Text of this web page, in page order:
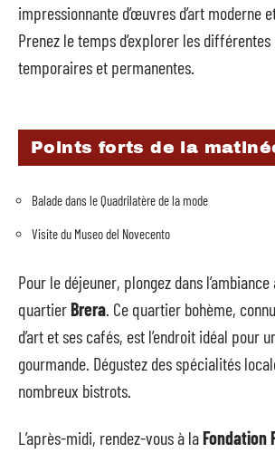
impressionnante d’œuvres d’art moderne
Prenez le temps d’explorer les
temporaires et permanentes.
Points forts de la
Balade dans le Quadrilatère de la mode
Visite du Museo del Novecento
Pour le déjeuner, plongez dans
quartierBrera . Ce quartier bohème,
d’art et ses cafés, est l’endroit idéal pour
gourmande. Dégustez des spécialités
nombreux bistrots.
L’après-midi, rendez-vous à laFondation